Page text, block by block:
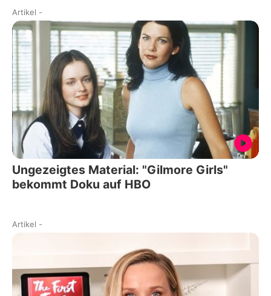
Artikel -
Ungezeigtes Material: "Gilmore Girls"
bekommt Doku auf HBO
Artikel -